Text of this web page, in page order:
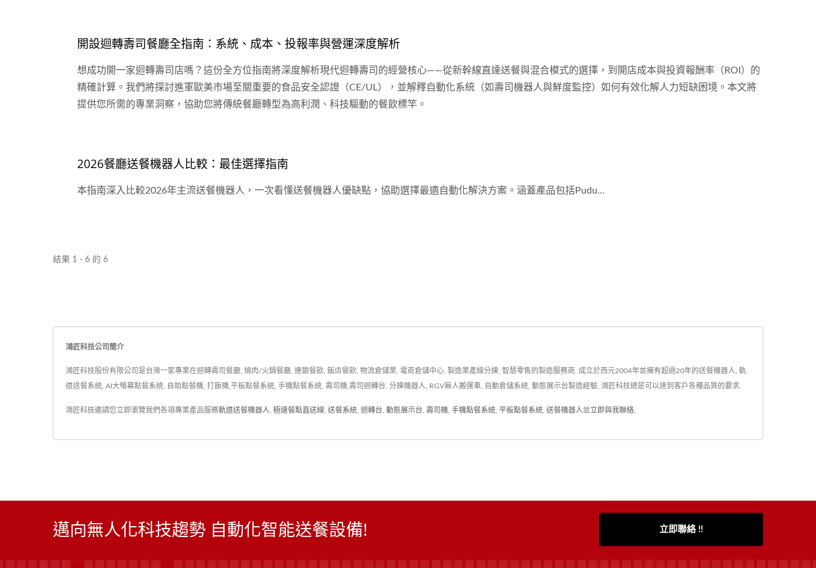
開設迴轉壽司餐廳全指南：系統、成本、投報率與營運深度解析
想成功開一家迴轉壽司店嗎？這份全方位指南將深度解析現代迴轉壽司的經營核心——從新幹線直達送餐與混合模式的選擇，到開店成本與投資報酬率（ROI）的
精確計算。我們將探討進軍歐美市場至關重要的食品安全認證（CE/UL），並解釋自動化系統（如壽司機器人與鮮度監控）如何有效化解人力短缺困境。本文將
提供您所需的專業洞察，協助您將傳統餐廳轉型為高利潤、科技驅動的餐飲標竿。
2026餐廳送餐機器人比較：最佳選擇指南
本指南深入比較2026年主流送餐機器人，一次看懂送餐機器人優缺點，協助選擇最適自動化解決方案。涵蓋產品包括Pudu...
結果 1 - 6 的 6
鴻匠科技公司簡介
鴻匠科技股份有限公司是台灣一家專業在迴轉壽司餐廳, 燒肉/火鍋餐廳, 連鎖餐飲, 飯店餐飲, 物流倉儲業, 電商倉儲中心, 製造業產線分揀, 智慧零售的製造服務商. 成立於西元2004年並擁有超過20年的送餐機器人, 軌
道送餐系統, AI大螢幕點餐系統, 自助點餐機, 打飯機,平板點餐系統, 手機點餐系統, 壽司機,壽司迴轉台, 分揀機器人, RGV無人搬運車, 自動倉儲系統, 動態展示台製造經驗, 鴻匠科技總是可以達到客戶各種品質的要求.
鴻匠科技邀請您立即瀏覽我們各項專業產品服務軌道送餐機器人 極速餐點直送線 送餐系統 迴轉台 動態展示台 壽司機 手機點餐系統 平板點餐系統 送餐機器人並立即與我聯絡
邁向無人化科技趨勢 自動化智能送餐設備! 立即聯絡 !!